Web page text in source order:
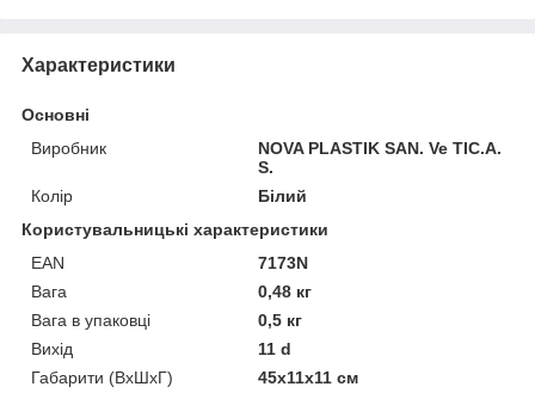
Характеристики
Основні
Виробник
NOVA PLASTIK SAN. Ve TIC.A.
S.
Колір
Білий
Користувальницькі характеристики
EAN
7173N
Вага
0,48 кг
Вага в упаковці
0,5 кг
Вихід
11 d
Габарити (ВхШхГ)
45х11х11 см